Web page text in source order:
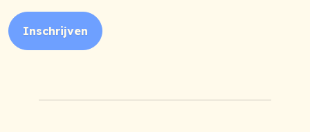
Inschrijven